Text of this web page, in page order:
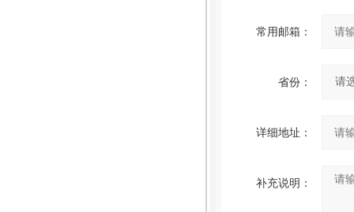
常用邮箱：
省份：
详细地址：
补充说明：